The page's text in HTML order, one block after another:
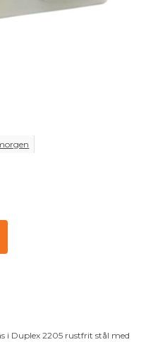
i Duplex 2205 rustfrit stål med